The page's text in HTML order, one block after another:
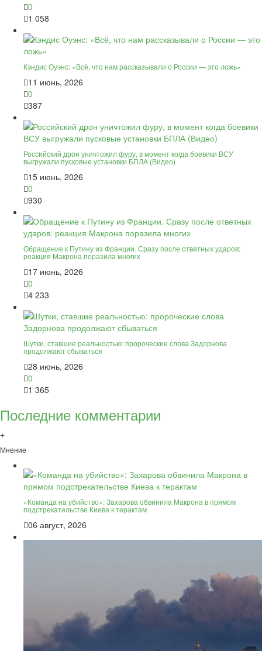
0
1 058
Кэндис Оуэнс: «Всё, что нам рассказывали о России — это ложь»
11 июнь, 2026
0
387
Российский дрон уничтожил фуру, в момент когда боевики ВСУ
выгружали пусковые установки БПЛА (Видео)
15 июнь, 2026
0
930
Обращение к Путину из Франции. Сразу после ответных ударов:
реакция Макрона поразила многих
17 июнь, 2026
0
4 233
Шутки, ставшие реальностью: пророческие слова Задорнова
продолжают сбываться
28 июнь, 2026
0
1 365
Последние комментарии
+
Мнение
«Команда на убийство»: Захарова обвинила Макрона в прямом
подстрекательстве Киева к терактам
06 август, 2026